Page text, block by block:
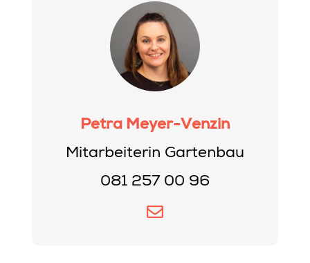
Petra Meyer-Venzin
Mitarbeiterin Gartenbau
081 257 00 96